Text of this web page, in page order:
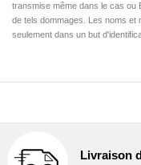
transmise même dans le cas ou
de tels dommages. Les noms et
seulement dans un but
Livraison